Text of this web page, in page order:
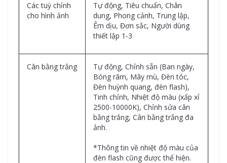
Các tuỳ chỉnh
cho hình ảnh
Tự động, Tiêu chuẩn, Chân
dung, Phong cảnh, Trung lập,
Êm dịu, Đơn sắc, Người dùng
thiết lập 1-3
Cân bằng trắng
Tự động, Chỉnh sẵn (Ban ngày,
Bóng râm, Mây mù, Đèn tóc,
Đèn huỳnh quang, đèn flash),
Tinh chỉnh, Nhiệt độ màu (xấp xỉ
2500-10000K), Chỉnh sửa cân
bằng trắng, Cân bằng trắng đa
ảnh.
*Thông tin về nhiệt độ màu của
đèn flash cũng được thể hiện.